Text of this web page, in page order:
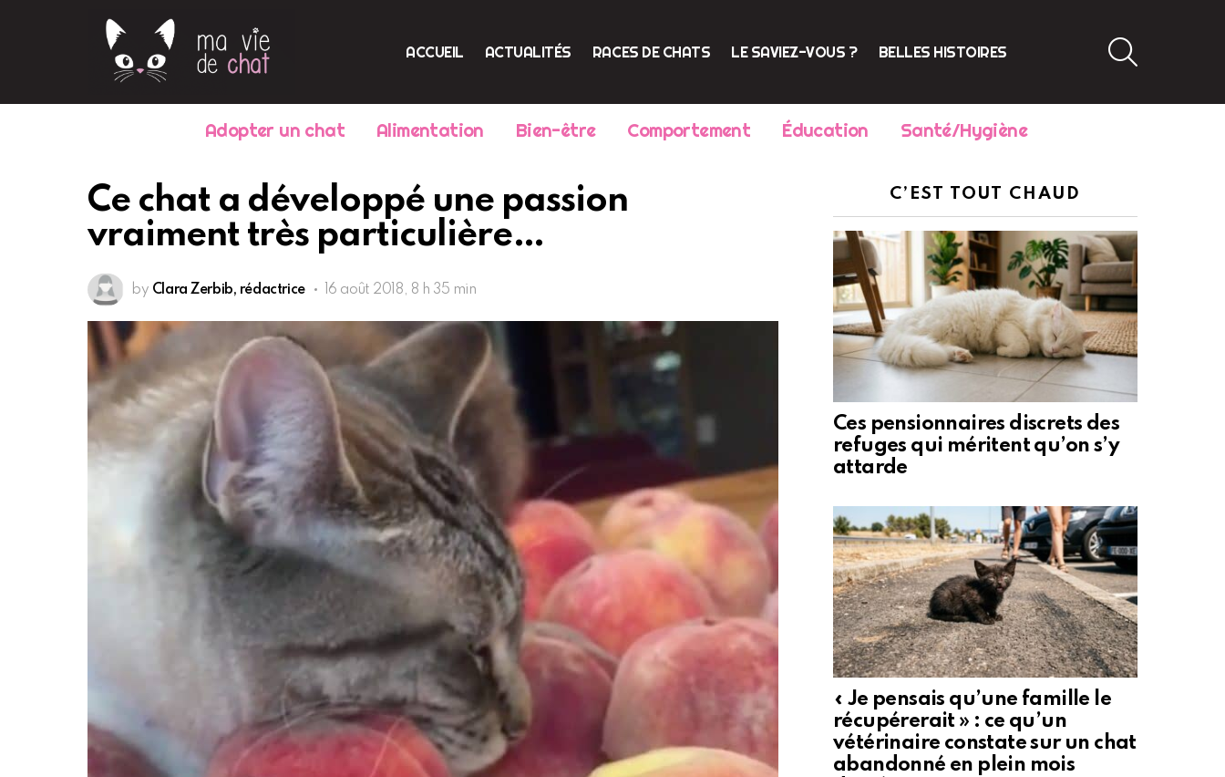
ACCUEIL ACTUALITÉS RACES DE CHATS LE SAVIEZ-VOUS ? BELLES HISTOIRES
Adopter un chat Alimentation Bien-être Comportement Éducation Santé/Hygiène
Ce chat a développé une passion
vraiment très particulière…
by Clara Zerbib, rédactrice 16 août 2018, 8 h 35 min
C’EST TOUT CHAUD
Ces pensionnaires discrets des
refuges qui méritent qu’on s’y
attarde
« Je pensais qu’une famille le
récupérerait » : ce qu’un
vétérinaire constate sur un chat
abandonné en plein mois